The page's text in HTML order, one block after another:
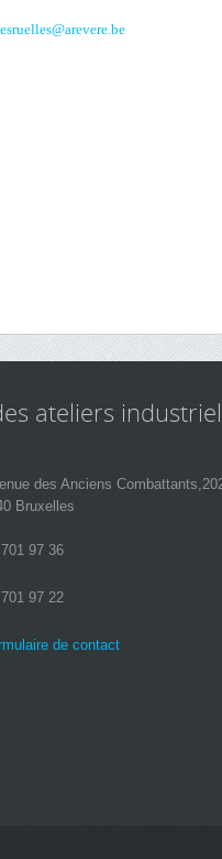
ateliers
des Anciens
Bruxelles
97 36
97 22
de contact